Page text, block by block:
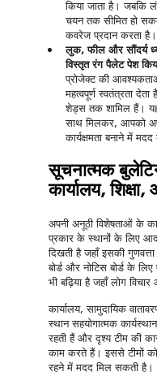
किया जाता है। जबकि
चयन तक सीमित हो
कवरेज प्रदान करता है।
लुक, फील और सौंदर्य
विस्तृत रंग पैलेट पेश
प्रोजेक्ट की
महत्वपूर्ण स्वतंत्रता
शेड्स तक शामिल हैं। यह
साथ मिलकर, आपको
कार्यक्षमता बनाने में
सूचनात्मक
कार्यालय,
अपनी अनूठी विशेषताओं के
प्रकार के स्थानों के लिए
दिखती है जहाँ इसकी
बोर्ड और नोटिस बोर्ड के
भी बढ़िया है जहाँ लोग
कार्यालय, सामुदायिक
स्थान सहयोगात्मक
रहती हैं और दृश्य टीम की
काम करते हैं। इससे टीमों
रहने में मदद मिल सकती है।